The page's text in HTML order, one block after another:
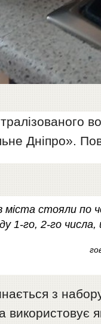
Дніпро».
міста стояли
1-го, 2-го числа,
з
використовує